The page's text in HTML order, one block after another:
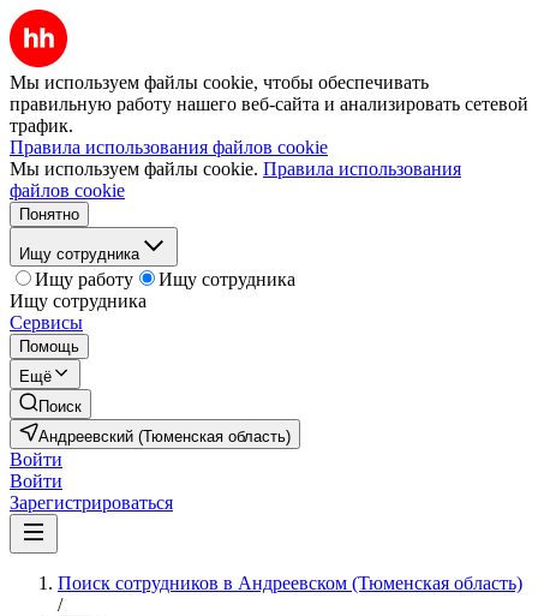
Мы используем файлы cookie, чтобы обеспечивать
правильную работу нашего веб-сайта и анализировать сетевой
трафик.
Правила использования файлов cookie
Мы используем файлы cookie. Правила использования
файлов cookie
Понятно
Ищу сотрудника
Ищу работу
Ищу сотрудника
Ищу сотрудника
Сервисы
Помощь
Ещё
Поиск
Андреевский (Тюменская область)
Войти
Войти
Зарегистрироваться
Поиск сотрудников в Андреевском (Тюменская область)
/